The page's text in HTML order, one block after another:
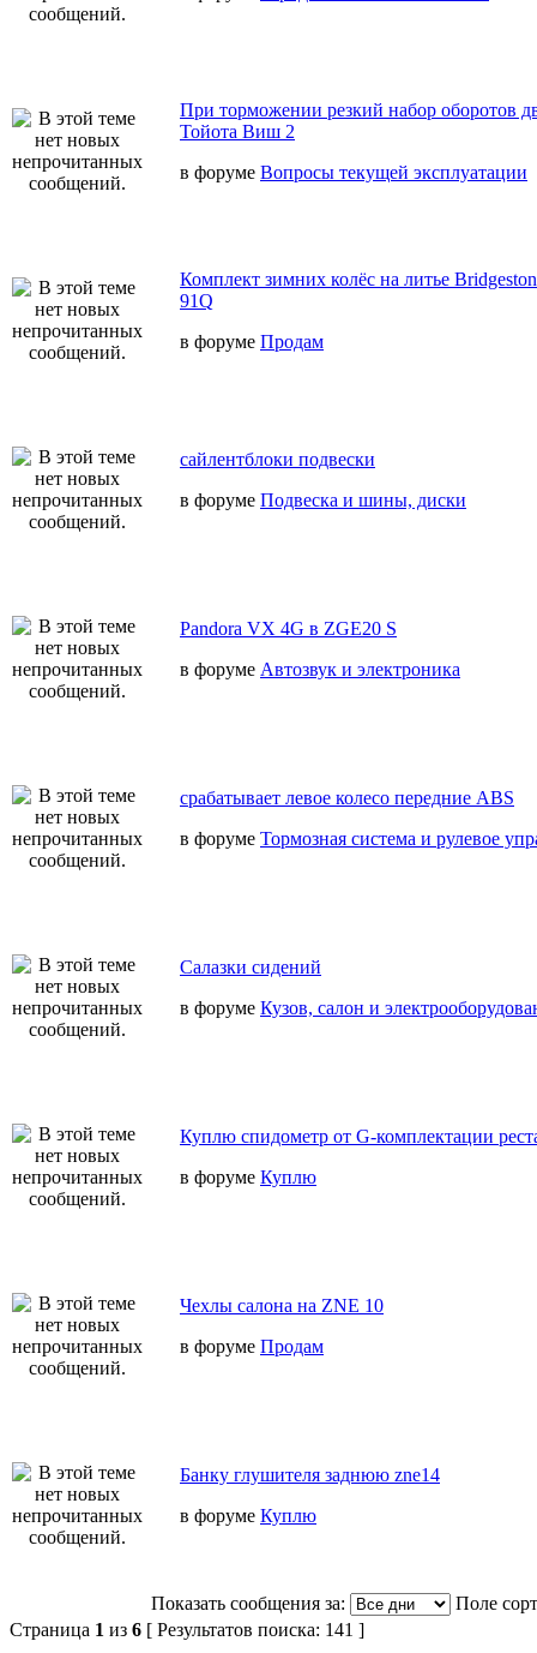
При торможении резкий набор оборотов
Тойота Виш 2
в форуме Вопросы текущей эксплуатации
Комплект зимних колёс на литье
91Q
в форуме Продам
сайлентблоки подвески
в форуме Подвеска и шины, диски
Pandora VX 4G в ZGE20 S
в форуме Автозвук и электроника
срабатывает левое колесо передние ABS
в форуме Тормозная система и рулевое
Салазки сидений
в форуме Кузов, салон и
Куплю спидометр от G-комплектации
в форуме Куплю
Чехлы салона на ZNE 10
в форуме Продам
Банку глушителя заднюю zne14
в форуме Куплю
Показать сообщения за:
Поле
Страница 1 из 6 [ Результатов поиска: 141 ]